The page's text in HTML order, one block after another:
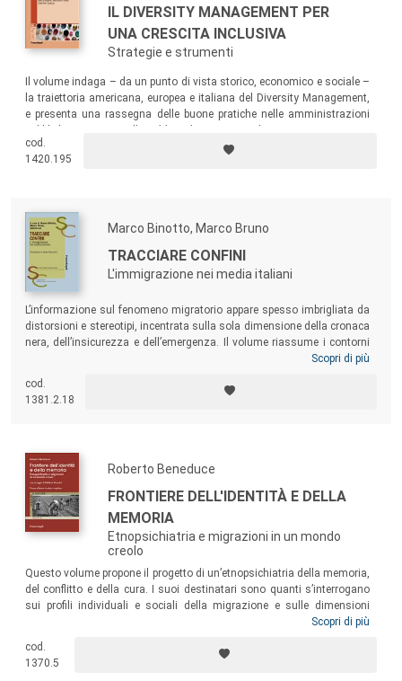
IL DIVERSITY MANAGEMENT PER
UNA CRESCITA INCLUSIVA
Strategie e strumenti
Il volume indaga – da un punto di vista storico, economico e sociale –
la traiettoria americana, europea e italiana del Diversity Management,
e presenta una rassegna delle buone pratiche nelle amministrazioni
cod.
1420.195
Marco Binotto, Marco Bruno
TRACCIARE CONFINI
L'immigrazione nei media italiani
L’informazione sul fenomeno migratorio appare spesso imbrigliata da
distorsioni e stereotipi, incentrata sulla sola dimensione della cronaca
nera, dell’insicurezza e dell’emergenza. Il volume riassume i contorni
di questa fotografia statica della società italiana in rapporto ai
pubblico e la politicizzazione del tema, indaga la capacità di “prendere
la parola” dei diversi soggetti coinvolti e delle stesse persone
Scopri di più
cod.
1381.2.18
Roberto Beneduce
FRONTIERE DELL'IDENTITÀ E DELLA
MEMORIA
Etnopsichiatria e migrazioni in un mondo
creolo
Questo volume propone il progetto di un’etnopsichiatria della memoria,
del conflitto e della cura. I suoi destinatari sono quanti s’interrogano
sui profili individuali e sociali della migrazione e sulle dimensioni
simboliche e politiche della salute. Con la sua etnografia clinica e
l’incontro con le popolazioni immigrate (spesso persino all’ombra delle
istituzioni della cura), quella qui proposta è un’etnopsichiatria
Scopri di più
cod.
1370.5